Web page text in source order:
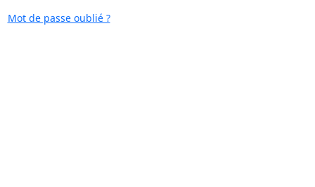
Mot de passe oublié ?